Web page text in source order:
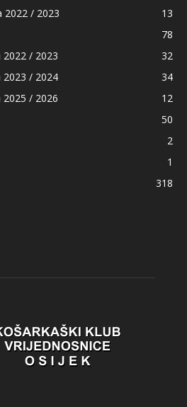
2022 / 2023
13
78
2022 / 2023
32
2023 / 2024
34
2025 / 2026
12
50
2
1
318